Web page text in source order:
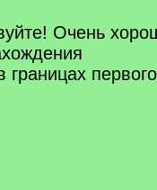
Очень
границах